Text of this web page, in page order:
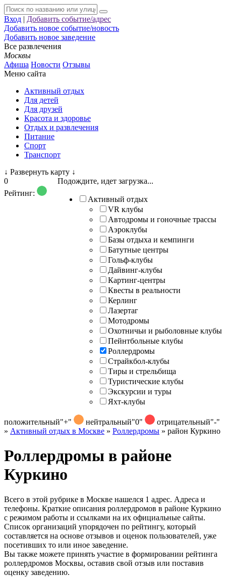
Вход | Добавить событие/адрес
Добавить новое событие/новость
Добавить новое заведение
Все развлечения
Москвы
Афиша Новости Отзывы
Меню сайта
Активный отдых
Для детей
Для друзей
Красота и здоровье
Отдых и развлечения
Питание
Спорт
Транспорт
↓ Развернуть карту ↓
Подождите, идет загрузка...
Активный отдых
VR клубы
Автодромы и гоночные трассы
Аэроклубы
Базы отдыха и кемпинги
Батутные центры
Гольф-клубы
Дайвинг-клубы
Картинг-центры
Квесты в реальности
Керлинг
Лазертаг
Мотодромы
Охотничьи и рыболовные клубы
Пейнтбольные клубы
Роллердромы
Страйкбол-клубы
Тиры и стрельбища
Туристические клубы
Экскурсии и туры
Яхт-клубы
0
Рейтинг:
положительный"+" нейтральный"0" отрицательный"-"
» Активный отдых в Москве » Роллердромы » район Куркино
Роллердромы в районе
Куркино
Всего в этой рубрике в Москве нашелся 1 адрес. Адреса и
телефоны. Краткие описания роллердромов в районе Куркино
с режимом работы и ссылками на их официальные сайты.
Список организаций упорядочен по рейтингу, который
составляется на основе отзывов и оценок пользователей, уже
посетивших то или иное заведение.
Вы также можете принять участие в формировании рейтинга
роллердромов Москвы, оставив свой отзыв или поставив
оценку заведению.